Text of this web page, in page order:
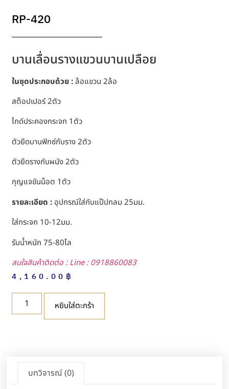
RP-420
บานเลื่อนรางแขวนบานเปลือย
ในชุดประกอบด้วย :ล้อแขวน 2ล้อ
สต็อปเปอร์ 2ตัว
ไกด์ประคองกระจก 1ตัว
ตัวยึดบานฟิกซ์กับราง 2ตัว
ตัวยึดรางกับผนัง 2ตัว
กุญแจขันน็อต 1ตัว
รายละเอียด : อุปกรณ์ใส่กับแป๊ปกลม 25มม.
ใส่กระจก 10-12มม.
รับน้ำหนัก 75-80โล
สนใจสินค้าติดต่อ : Line : 0918860083
4,160.00 ฿
หยิบใส่ตะกร้า
บทวิจารณ์ (0)